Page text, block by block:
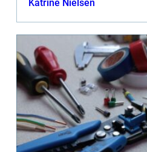
Katrine Nielsen